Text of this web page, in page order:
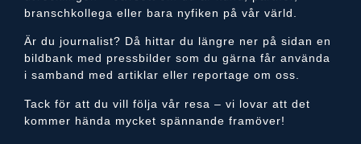
branschkollega eller bara nyfiken på vår värld.
Är du journalist? Då hittar du längre ner på sidan en
bildbank med pressbilder som du gärna får använda
i samband med artiklar eller reportage om oss.
Tack för att du vill följa vår resa – vi lovar att det
kommer hända mycket spännande framöver!